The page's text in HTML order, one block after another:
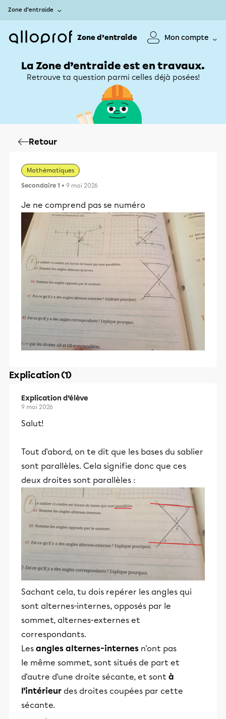
Zone d’entraide
Zone d’entraide Mon compte
La Zone d’entraide est en travaux.
Retrouve ta question parmi celles déjà posées!
Retour
Mathématiques
Secondaire 1 • 9 mai 2026
Je ne comprend pas se numéro
Explication (1)
Explication d’élève
9 mai 2026
Salut!
Tout d'abord, on te dit que les bases du sablier
sont parallèles. Cela signifie donc que ces
deux droites sont parallèles :
Sachant cela, tu dois repérer les angles qui
sont alternes-internes, opposés par le
sommet, alternes-externes et
correspondants.
Les angles alternes-internes n'ont pas
le même sommet, sont situés de part et
d'autre d'une droite sécante, et sont à
l'intérieur des droites coupées par cette
sécante.